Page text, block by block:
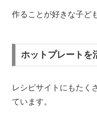
作ることが好きな子ど
ホットプレートを
レシピサイトにもたく
ています。